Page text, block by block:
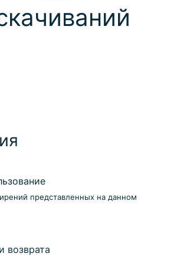
представленных на данном
возврата